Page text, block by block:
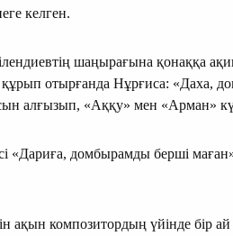
келген.
шаңырағына қонаққа
құрып отырғанда Нұрғиса: «Даха,
алғызып, «Аққу» мен «Арман»
«Дариға, домбырамды берші
ақын композитордың үйінде бір